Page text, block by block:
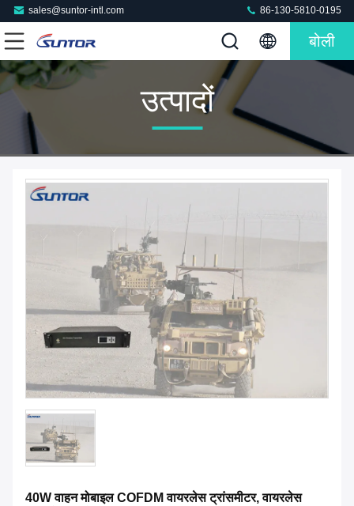
sales@suntor-intl.com 86-130-5810-0195
बोली
उत्पादों
40W वाहन मोबाइल COFDM वायरलेस ट्रांसमीटर, वायरलेस